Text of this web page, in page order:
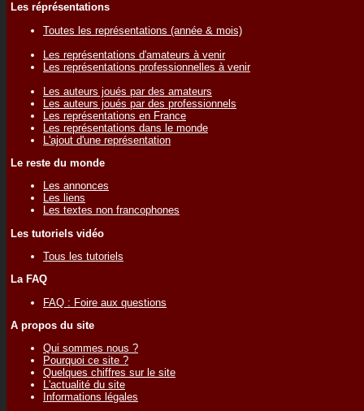
Les réprésentations
Toutes les représentations (année & mois)
Les représentations d'amateurs à venir
Les représentations professionnelles à venir
Les auteurs joués par des amateurs
Les auteurs joués par des professionnels
Les représentations en France
Les représentations dans le monde
L'ajout d'une représentation
Le reste du monde
Les annonces
Les liens
Les textes non francophones
Les tutoriels vidéo
Tous les tutoriels
La FAQ
FAQ : Foire aux questions
A propos du site
Qui sommes nous ?
Pourquoi ce site ?
Quelques chiffres sur le site
L'actualité du site
Informations légales